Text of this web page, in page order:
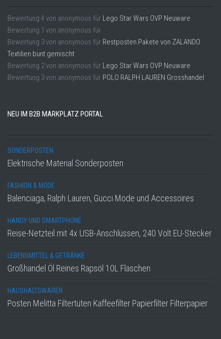
Bewertung 4 von anonymous für Lego Star Wars OVP Neuware
Bewertung 1 von anonymous für
Bewertung 3von anonymous für Restposten Pakete von ZALANDO
Textilien bunt gemischt
Bewertung 2von anonymous für Lego Star Wars OVP Neuware
Bewertung 3von anonymous für POLO RALPH LAUREN Grosshandel
NEU IM B2B MARKPLATZ PORTAL
SONDERPOSTEN
Elektrische Material Sonderposten
FASHION & MODE
Balenciaga, Ralph Lauren, Gucci Mode und Accessoires
HANDY UND SMARTPHONE
Reise-Netzteil mit 4x USB-Anschlüssen, 240 Volt EU-Stecker
LEBENSMITTEL & GETRÄNKE
Großhandel Öl Reines Rapsöl 10L Flaschen
HAUSHALTSWAREN
Posten Melitta Filtertüten Kaffeefilter Papierfilter Filterpapier